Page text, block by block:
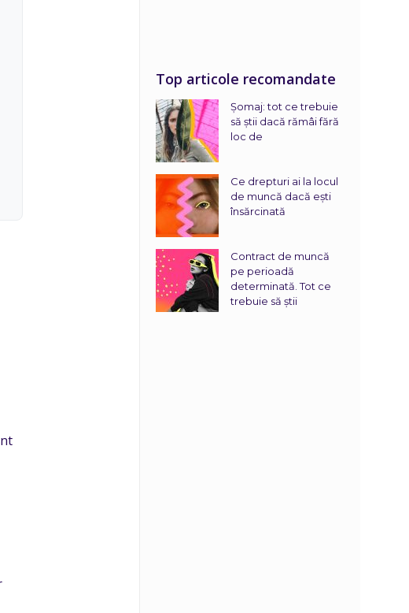
Top articole recomandate
Șomaj: tot ce trebuie
să știi dacă rămâi fără
loc de
Ce drepturi ai la locul
de muncă dacă ești
însărcinată
Contract de muncă
pe perioadă
determinată. Tot ce
trebuie să știi